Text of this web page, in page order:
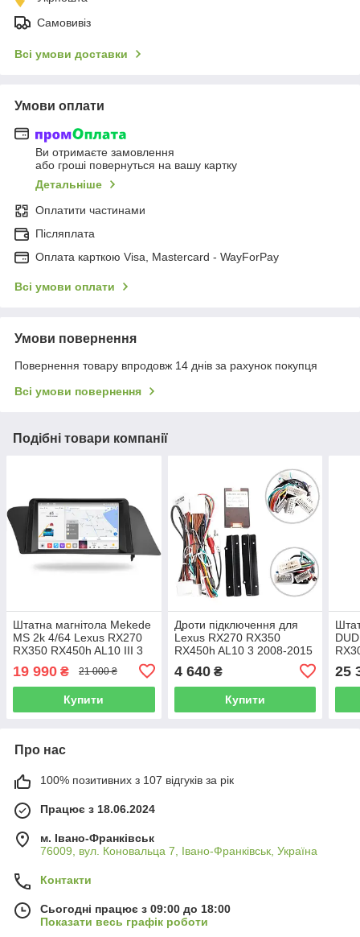
Самовивіз
Всі умови доставки
Умови оплати
Ви отримаєте замовлення
або гроші повернуться на вашу картку
Детальніше
Оплатити частинами
Післяплата
Оплата карткою Visa, Mastercard - WayForPay
Всі умови оплати
Умови повернення
Повернення товару впродовж 14 днів за рахунок покупця
Всі умови повернення
Подібні товари компанії
Штатна магнітола Mekede
MS 2k 4/64 Lexus RX270
RX350 RX450h AL10 III 3
(2008-2015) CarPlay QleD
19 990 ₴ 21 000 ₴
Купити
Дроти підключення для
Lexus RX270 RX350
RX450h AL10 3 2008-2015
4 640₴
Купити
25
Про нас
100% позитивних з 107 відгуків за рік
Працює з 18.06.2024
м. Івано-Франківськ
76009, вул. Коновальца 7, Івано-Франківськ, Україна
Контакти
Сьогодні працює з 09:00 до 18:00
Показати весь графік роботи